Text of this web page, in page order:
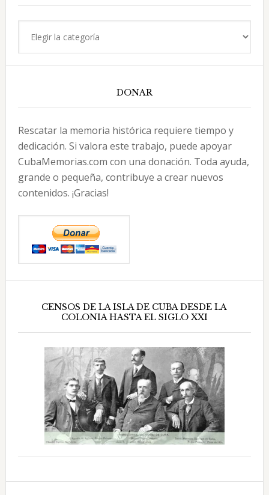
DONAR
Rescatar la memoria histórica requiere tiempo y
dedicación. Si valora este trabajo, puede apoyar
CubaMemorias.com con una donación. Toda ayuda,
grande o pequeña, contribuye a crear nuevos
contenidos. ¡Gracias!
CENSOS DE LA ISLA DE CUBA DESDE LA
COLONIA HASTA EL SIGLO XXI